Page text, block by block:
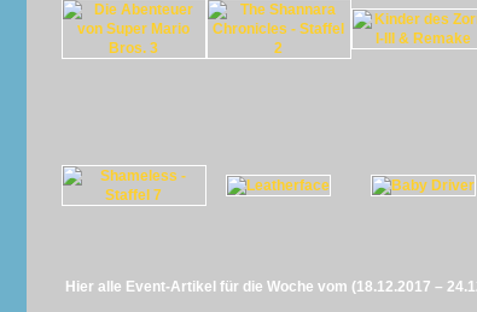
Hier alle Event-Artikel für die Woche vom (18.12.2017 –